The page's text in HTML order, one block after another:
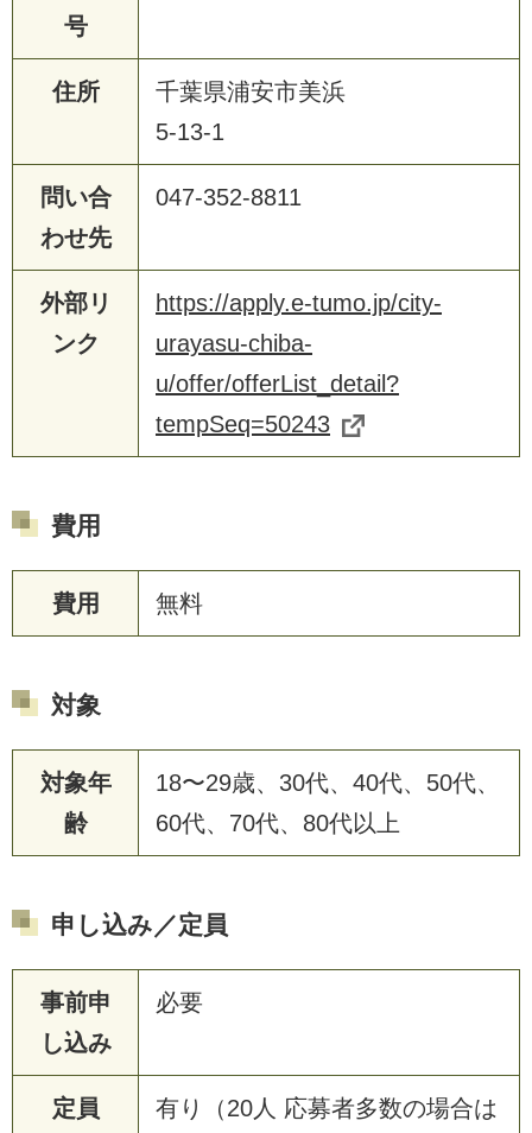
号
住所
千葉県浦安市美浜
5-13-1
問い合
わせ先
047-352-8811
外部リ
ンク
https://apply.e-tumo.jp/city-
urayasu-chiba-
u/offer/offerList_detail?
tempSeq=50243
費用
費用 無料
対象
対象年
齢
18〜29歳、30代、40代、50代、
60代、70代、80代以上
申し込み／定員
事前申
し込み
必要
定員
有り（20人 応募者多数の場合は